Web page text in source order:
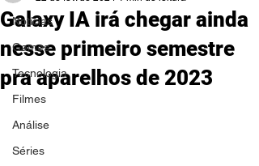
Notícias
Games
Tecnologia
Filmes
Análise
Séries
Galaxy IA irá chegar ainda
nesse primeiro semestre
pra aparelhos de 2023